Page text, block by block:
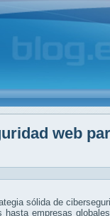
web
sólida de
empresas